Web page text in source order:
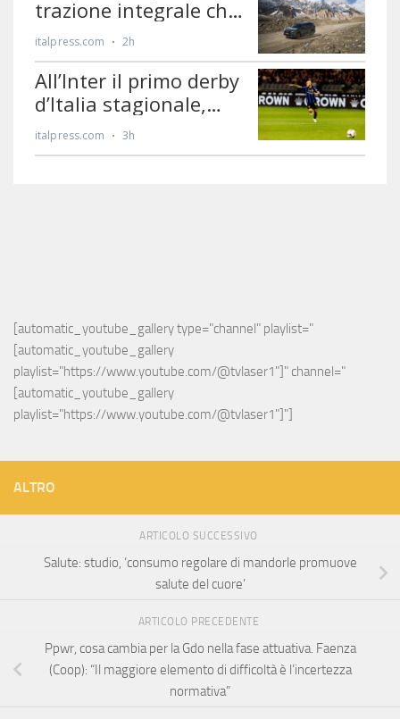
[automatic_youtube_gallery type="channel" playlist="
[automatic_youtube_gallery
playlist="https://www.youtube.com/@tvlaser1"]" channel="
[automatic_youtube_gallery
playlist="https://www.youtube.com/@tvlaser1"]"]
ALTRO
ARTICOLO SUCCESSIVO
Salute: studio, ‘consumo regolare di mandorle promuove
salute del cuore’
ARTICOLO PRECEDENTE
Ppwr, cosa cambia per la Gdo nella fase attuativa. Faenza
(Coop): “Il maggiore elemento di difficoltà è l’incertezza
normativa”